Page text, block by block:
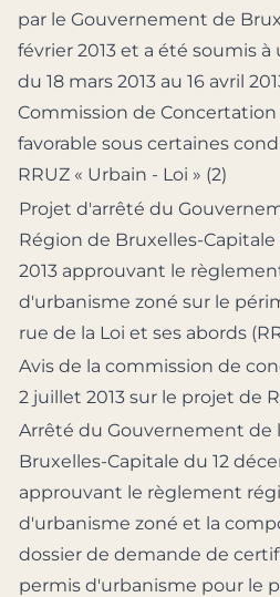
par le Gouvernement de
février 2013 et a été soumis
du 18 mars 2013 au 16 avril
Commission de
favorable sous certaines
RRUZ « Urbain - Loi » (2)
Projet d'arrêté du
Région de Bruxelles-
2013 approuvant le
d'urbanisme zoné sur le
rue de la Loi et ses abords
Avis de la commission de
2 juillet 2013 sur le projet de
Arrêté du Gouvernement de
Bruxelles-Capitale du 12
approuvant le règlement
d'urbanisme zoné et la
dossier de demande de
permis d'urbanisme pour le